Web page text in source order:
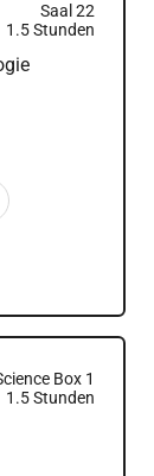
Saal 22
1.5Stunden
Box 1
1.5Stunden